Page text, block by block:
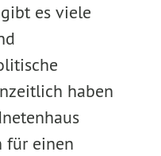
es viele
haben
für einen